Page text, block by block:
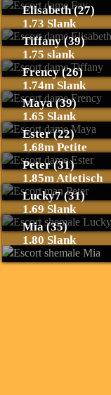
Elisabeth (27)
1.73 Slank
Tiffany (39)
1.75 slank
Frency (26)
1.74m Slank
Maya (39)
1.65 Slank
Ester (22)
1.68m Petite
Peter (31)
1.85m Atletisch
Lucky7 (31)
1.69 Slank
Mia (35)
1.80 Slank